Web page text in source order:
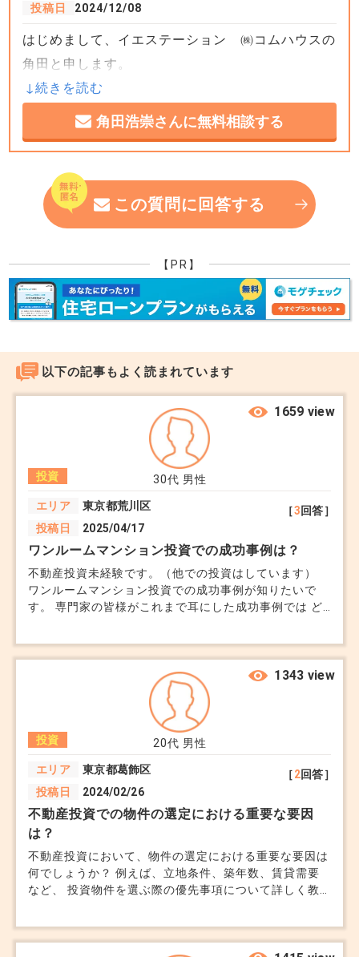
投稿日
2024/12/08
はじめまして、イエステーション ㈱コムハウスの
角田と申します。
山の近くの家を投資目的で活用する方法は以下をご
提案いたします。
①賃貸物件として運用
- リモートワークや田舎暮らし需要をターゲット
に賃貸提供。
②宿泊施設として活用
- ゲストハウスやAirbnbで短期宿泊を提供。アウ
③シェアハウスや体験施設
- 地域観光や農業体験と組み合わせた事業。
- 維持が難しい場合、買取業者や市場に出して資
金化。
⑤運営を委託
- サブリースや管理会社を活用し、運営負担を軽
減。
まずは物件や地域の需要を調査し、最適な活用法を
選んでください。
参考になれば幸いです。
+0
角田浩崇さんに無料相談する
この質問に回答する
【PR】
以下の記事もよく読まれています
30代 男性
投資
エリア
東京都荒川区
投稿日
2025/04/17
［3回答］
1659 view
ワンルームマンション投資での成功事例は？
不動産投資未経験です。（他での投資はしています）
ワンルームマンション投資での成功事例が知りたいで
す。 専門家の皆様がこれまで耳にした成功事例では ど
20代 男性
投資
エリア
東京都葛飾区
投稿日
2024/02/26
［2回答］
1343 view
不動産投資での物件の選定における重要な要因
は？
不動産投資において、物件の選定における重要な要因は
何でしょうか？ 例えば、立地条件、築年数、賃貸需要
など、 投資物件を選ぶ際の優先事項について詳しく教